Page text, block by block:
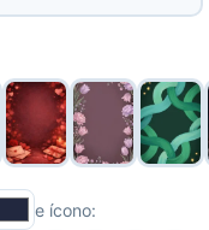
e ícono: